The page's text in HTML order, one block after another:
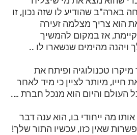
בארה"ב שהודיע לו שזה נכון, זו
הוא צריך מצלמה זעירה
אז במקום להמשיך
ויהנה מהימים שנשארו לו ..
טכנולוגיה ופיתח את
מיותר לציין כי מיד לאחר
העולם והיום הוא מנכל חברת ….
מה ייחודי בו, הוא ענה דבר
שאין כזו, עכשיו התור שלך!